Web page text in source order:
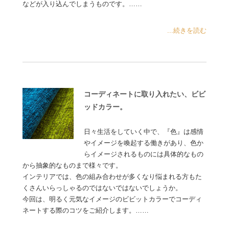
などが入り込んでしまうものです。……
...続きを読む
コーディネートに取り入れたい、ビビ
ッドカラー。
日々生活をしていく中で、『色』は感情
やイメージを喚起する働きがあり、色か
らイメージされるものには具体的なもの
から抽象的なものまで様々です。
インテリアでは、色の組み合わせが多くなり悩まれる方もた
くさんいらっしゃるのではないではないでしょうか。
今回は、明るく元気なイメージのビビットカラーでコーディ
ネートする際のコツをご紹介します。……